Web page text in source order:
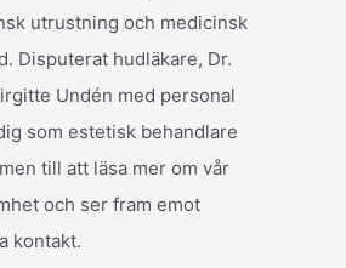
utrustning och medicinsk
Disputerat hudläkare, Dr.
Undén med personal
som estetisk behandlare
till att läsa mer om vår
och ser fram emot
kontakt.